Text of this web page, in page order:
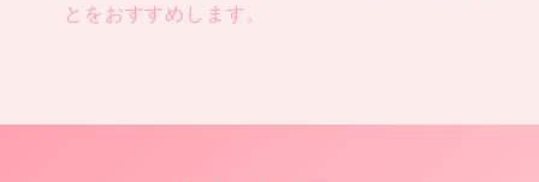
とをおすすめします。